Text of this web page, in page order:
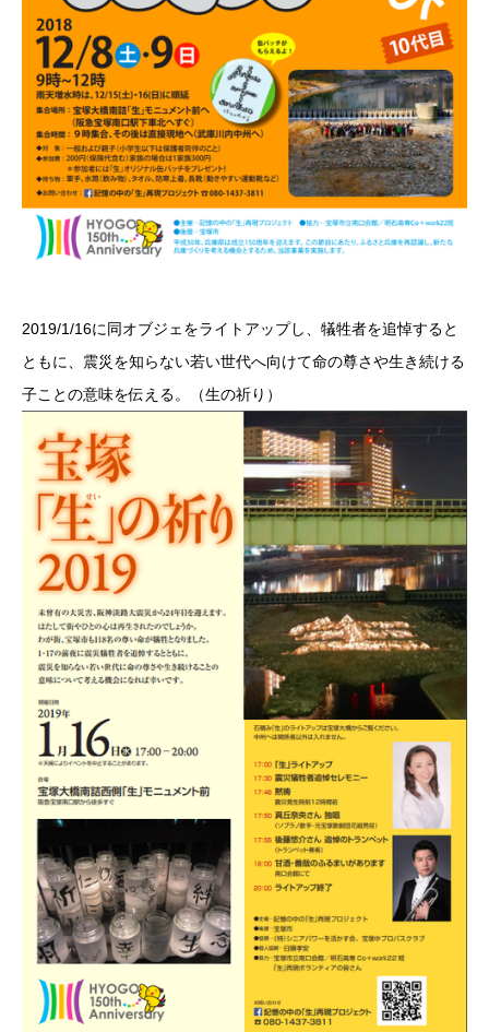
2019/1/16に同オブジェをライトアップし、犠牲者を追悼すると
ともに、震災を知らない若い世代へ向けて命の尊さや生き続ける
子ことの意味を伝える。（生の祈り）